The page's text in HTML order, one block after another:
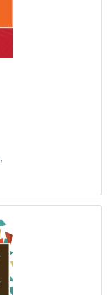
,